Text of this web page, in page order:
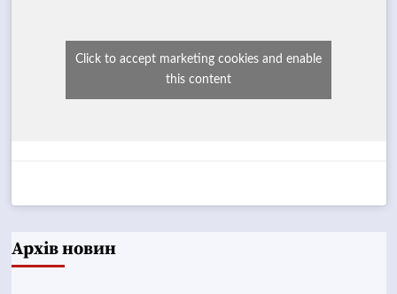
Click to accept marketing cookies and enable
this content
Архів новин